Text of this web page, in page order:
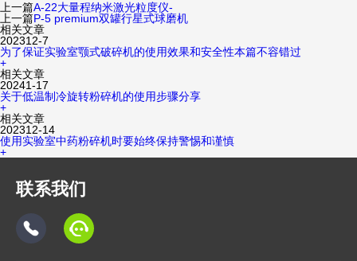
上一篇A-22大量程纳米激光粒度仪-
上一篇P-5 premium双罐行星式球磨机
相关文章
202312-7
为了保证实验室颚式破碎机的使用效果和安全性本篇不容错过
+
相关文章
20241-17
关于低温制冷旋转粉碎机的使用步骤分享
+
相关文章
202312-14
使用实验室中药粉碎机时要始终保持警惕和谨慎
+
联系我们